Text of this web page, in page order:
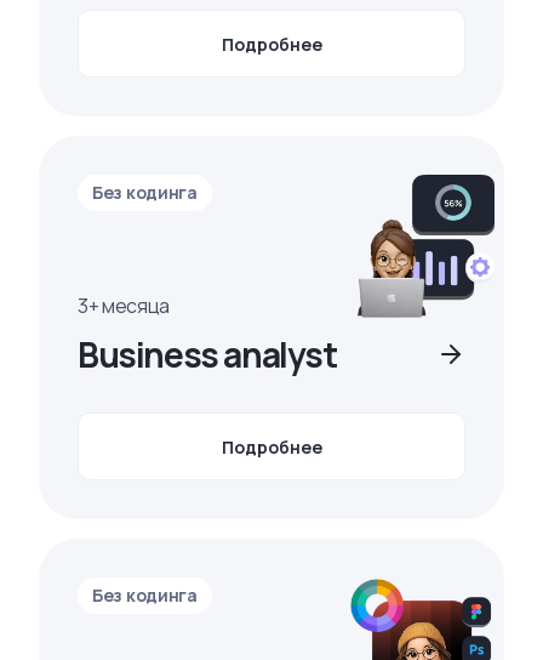
Подробнее
Без кодинга
3+ месяца
Business analyst
Подробнее
Без кодинга